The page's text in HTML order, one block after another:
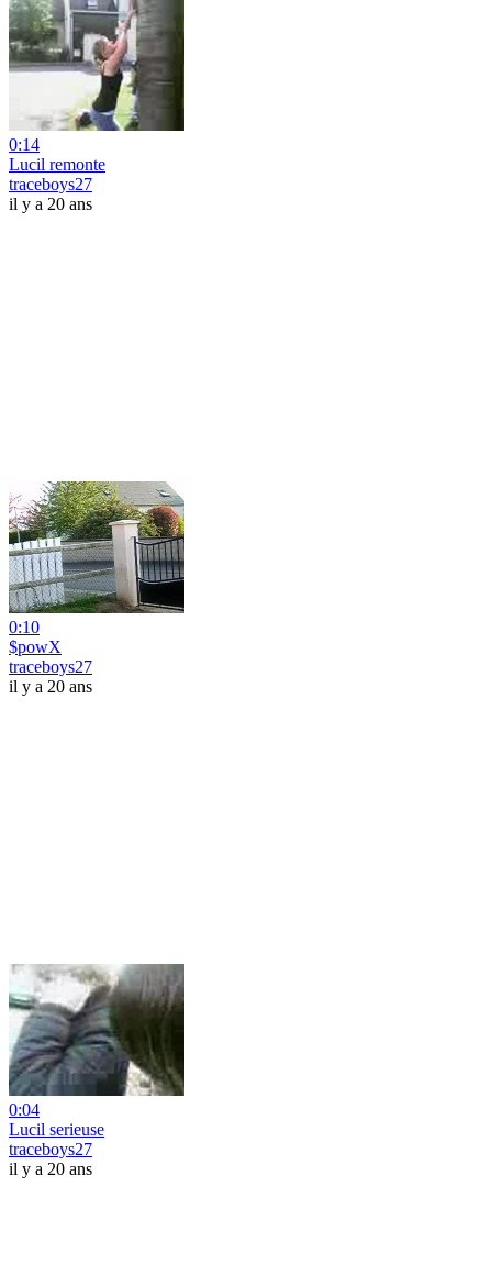
0:14
Lucil remonte
traceboys27
il y a 20 ans
0:10
$powX
traceboys27
il y a 20 ans
0:04
Lucil serieuse
traceboys27
il y a 20 ans